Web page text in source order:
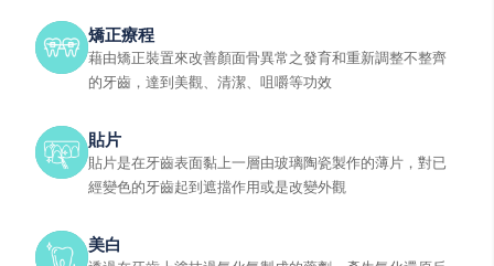
矯正療程
藉由矯正裝置來改善顏面骨異常之發育和重新調整不整齊
的牙齒，達到美觀、清潔、咀嚼等功效
貼片
貼片是在牙齒表面黏上一層由玻璃陶瓷製作的薄片，對已
經變色的牙齒起到遮擋作用或是改變外觀
美白